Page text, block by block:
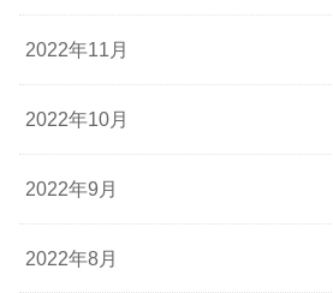
2022年11月
2022年10月
2022年9月
2022年8月